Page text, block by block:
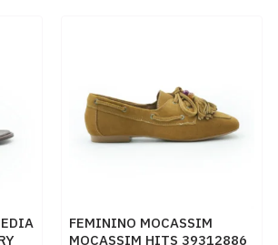
FEMININO MOCASSIM
MOCASSIM HITS 39312886